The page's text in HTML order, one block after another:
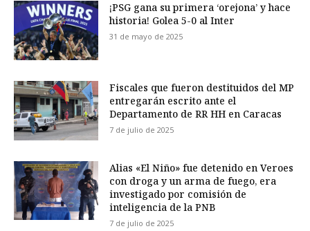
¡PSG gana su primera ‘orejona’ y hace
historia! Golea 5-0 al Inter
31 de mayo de 2025
Fiscales que fueron destituidos del MP
entregarán escrito ante el
Departamento de RR HH en Caracas
7 de julio de 2025
Alias «El Niño» fue detenido en Veroes
con droga y un arma de fuego, era
investigado por comisión de
inteligencia de la PNB
7 de julio de 2025